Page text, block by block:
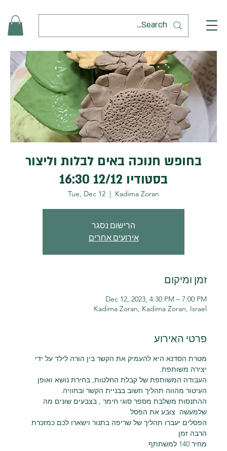
בחופש חנוכה באים לבלות וליצור
בסטודיו 12/12 16:30
Tue, Dec 12
  |
Kadima Zoran
הרישום נסגר
אירועים אחרים
זמן ומיקום
Dec 12, 2023, 4:30 PM – 7:00 PM
Kadima Zoran, Kadima Zoran, Israel
פרטי האירוע
מטרת הסדנא היא להעמיק את הקשר בין הורה לילד על ידי
יצירה משותפת.
העבודה המשותפת של קבלת החלטות, בחירת נושא ואופן
העיטור מהווה תהליך חשוב בבניית הקשר ובחוויה.
ההתנסות משלבת מספר סוגי חימר , בצבעים שונים מה
שלמעשה  צובע את הפסל
הפסלים יעברו תהליך של שריפה בתנור וישארו לכם כמזכרת
הרבה זמן
מחיר 140 למשתתף